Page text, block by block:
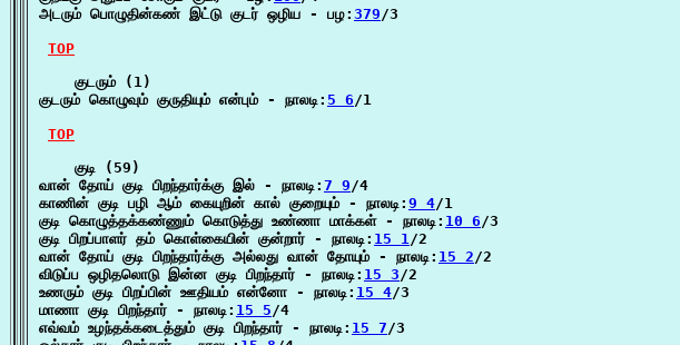
அடரும் பொழுதின்கண் இட்டு குடர் ஒழிய - பழ: 379/3
TOP
    குடரும் (1)
குடரும் கொழுவும் குருதியும் என்பும் - நாலடி: 5 6/1
TOP
    குடி (59)
வான் தோய் குடி பிறந்தார்க்கு இல் - நாலடி: 7 9/4
காணின் குடி பழி ஆம் கையுறின் கால் குறையும் - நாலடி: 9 4/1
குடி கொழுத்தக்கண்ணும் கொடுத்து உண்ணா மாக்கள் - நாலடி: 10 6/3
குடி பிறப்பாளர் தம் கொள்கையின் குன்றார் - நாலடி: 15 1/2
வான் தோய் குடி பிறந்தார்க்கு அல்லது வான் தோயும் - நாலடி: 15 2/2
விடுப்ப ஒழிதலொடு இன்ன குடி பிறந்தார் - நாலடி: 15 3/2
உணரும் குடி பிறப்பின் ஊதியம் என்னோ - நாலடி: 15 4/3
மாணா குடி பிறந்தார் - நாலடி: 15 5/4
எவ்வம் உழந்தக்கடைத்தும் குடி பிறந்தார் - நாலடி: 15 7/3